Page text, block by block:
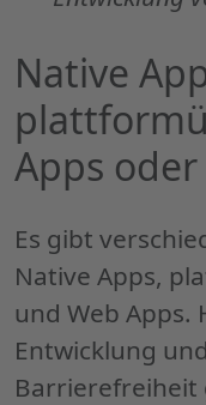
Native
Apps oder
Es gibt
Native Apps,
und Web Apps.
Entwicklung
Barrierefreiheit